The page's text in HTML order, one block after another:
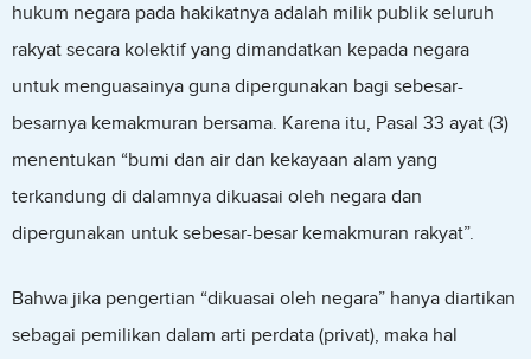
hukum negara pada hakikatnya adalah milik publik seluruh
rakyat secara kolektif yang dimandatkan kepada negara
untuk menguasainya guna dipergunakan bagi sebesar-
besarnya kemakmuran bersama. Karena itu, Pasal 33 ayat (3)
menentukan “bumi dan air dan kekayaan alam yang
terkandung di dalamnya dikuasai oleh negara dan
dipergunakan untuk sebesar-besar kemakmuran rakyat”.
Bahwa jika pengertian “dikuasai oleh negara” hanya diartikan
sebagai pemilikan dalam arti perdata (privat), maka hal